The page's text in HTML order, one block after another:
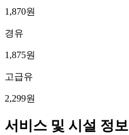
1,870원
경유
1,875원
고급유
2,299원
서비스 및 시설 정보